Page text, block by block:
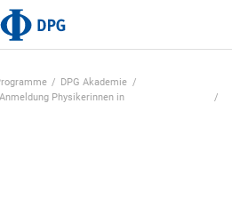
DPG Akademie
Physikerinnen in